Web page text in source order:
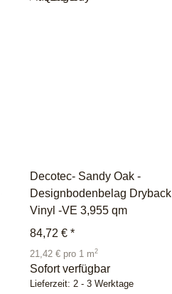
Decotec- Sandy Oak -
Designbodenbelag Dryback
Vinyl -VE 3,955 qm
84,72 € *
21,42 € pro 1 m2
Sofort verfügbar
Lieferzeit: 2 - 3 Werktage